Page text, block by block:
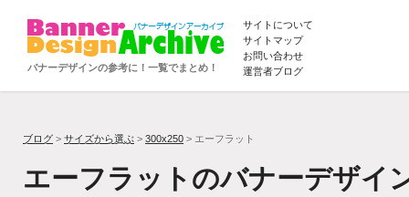
バナーデザインの参考に！一覧でまとめ！
サイトについて
サイトマップ
お問い合わせ
運営者ブログ
ブログ > サイズから選ぶ > 300x250 > エーフラット
エーフラットのバナーデザイ